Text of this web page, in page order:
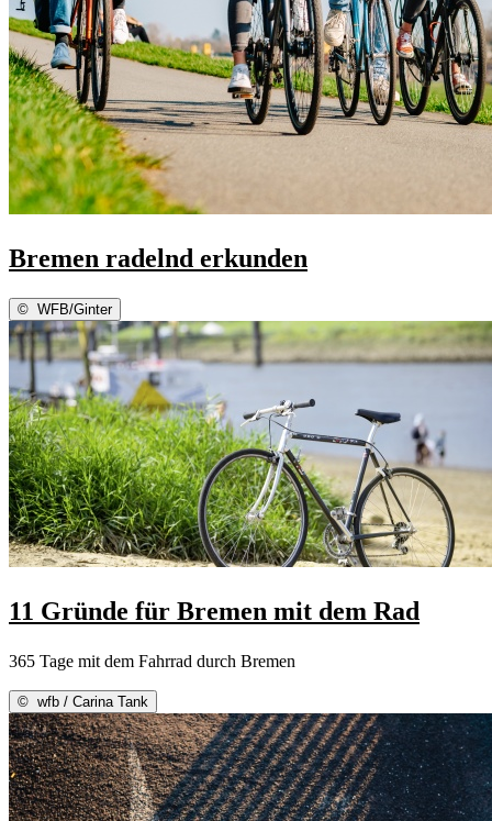
Bremen radelnd erkunden
© WFB/Ginter
11 Gründe für Bremen mit dem Rad
365 Tage mit dem Fahrrad durch Bremen
© wfb / Carina Tank